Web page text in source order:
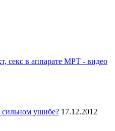
секс в аппарате МРТ - видео
сильном ушибе? 17.12.2012